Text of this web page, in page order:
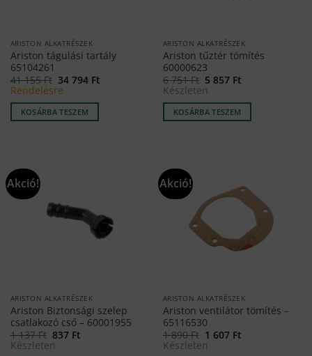
ARISTON ALKATRÉSZEK
Ariston tágulási tartály
65104261
41 155Ft Original
price
was:
41
155 Ft.
34 794 FtCurrent
Rendelésre
KOSÁRBA TESZEM
ARISTON ALKATRÉSZEK
Ariston tűztér tömítés
60000623
6 751Ft Original
price
was:
6
751 Ft.
5 857 FtCurrent
5
Készleten
KOSÁRBA TESZEM
Akció!
ARISTON ALKATRÉSZEK
Ariston Biztonsági szelep
csatlakozó cső – 60001955
1 137Ft Original
price
was:
837 FtCurrent
Készleten
Akció!
ARISTON ALKATRÉSZEK
Ariston ventilátor tömítés –
65116530
1 890Ft Original
price
was:
1 607 FtCurrent
Készleten